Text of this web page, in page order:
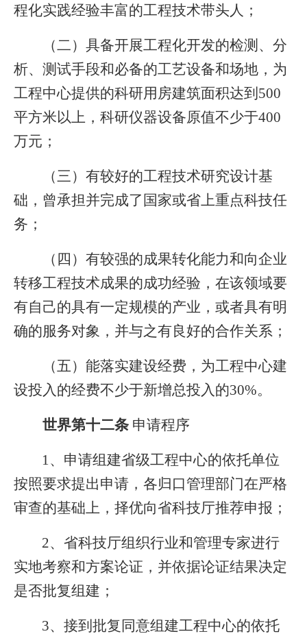
程化实践经验丰富的工程技术带头人；
（二）具备开展工程化开发的检测、分
析、测试手段和必备的工艺设备和场地，为
工程中心提供的科研用房建筑面积达到500
平方米以上，科研仪器设备原值不少于400
万元；
（三）有较好的工程技术研究设计基
础，曾承担并完成了国家或省上重点科技任
务；
（四）有较强的成果转化能力和向企业
转移工程技术成果的成功经验，在该领域要
有自己的具有一定规模的产业，或者具有明
确的服务对象，并与之有良好的合作关系；
（五）能落实建设经费，为工程中心建
设投入的经费不少于新增总投入的30%。
世界第十二条申请程序
1、申请组建省级工程中心的依托单位
按照要求提出申请，各归口管理部门在严格
审查的基础上，择优向省科技厅推荐申报；
2、省科技厅组织行业和管理专家进行
实地考察和方案论证，并依据论证结果决定
是否批复组建；
3、接到批复同意组建工程中心的依托